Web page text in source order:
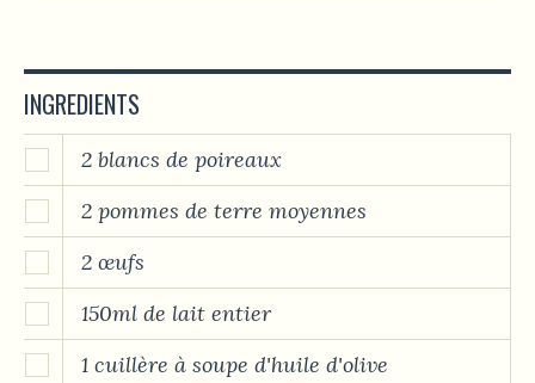
INGREDIENTS
2 blancs de poireaux
2 pommes de terre moyennes
2 œufs
150ml de lait entier
1 cuillère à soupe d'huile d'olive